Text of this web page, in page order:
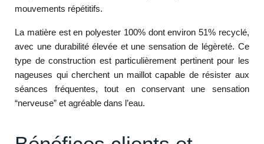
mouvements répétitifs.
La matière est en polyester 100% dont environ 51% recyclé,
avec une durabilité élevée et une sensation de légèreté. Ce
type de construction est particulièrement pertinent pour les
nageuses qui cherchent un maillot capable de résister aux
séances fréquentes, tout en conservant une sensation
“nerveuse” et agréable dans l’eau.